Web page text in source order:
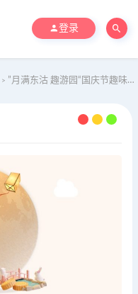
登录
> ”月满东沽 趣游园“国庆节趣味国潮文旅游园会活动策划方案